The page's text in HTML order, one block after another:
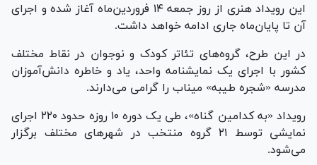
این رویداد هنری از روز جمعه ۱۴ فروردین‌ماه آغاز شده و اجرای
آن تا پایان‌ماه جاری ادامه خواهد داشت.
در این طرح، گروه‌های تئاتر کودک و نوجوان در نقاط مختلف
کشور با اجرای یک نمایشنامه واحد، یاد و خاطره دانش‌آموزان
مدرسه «شجره طیبه» میناب را گرامی می‌دارند.
رویداد «به کدامین گناه»، طی یک دوره ۱۰ روزه حدود ۲۲۰ اجرای
نمایشی توسط ۲۱ گروه منتخب در شهرهای مختلف برگزار
می‌شود.